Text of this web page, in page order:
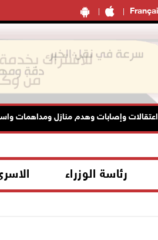
وإصابات وهدم منازل ومداهمات واسعة
رئاسة الوزراء